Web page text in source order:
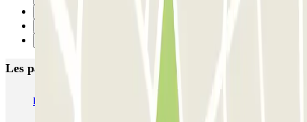
Les parkings les plus réservés
Parking Paris Parking Gare de Lyon